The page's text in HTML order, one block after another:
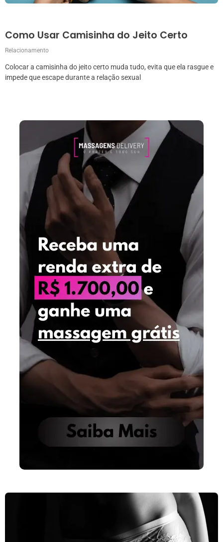
Como Usar Camisinha do Jeito Certo
Relacionamento
Colocar a camisinha do jeito certo muda tudo, evita que ela rasgue e
impede que escape durante a relação sexual